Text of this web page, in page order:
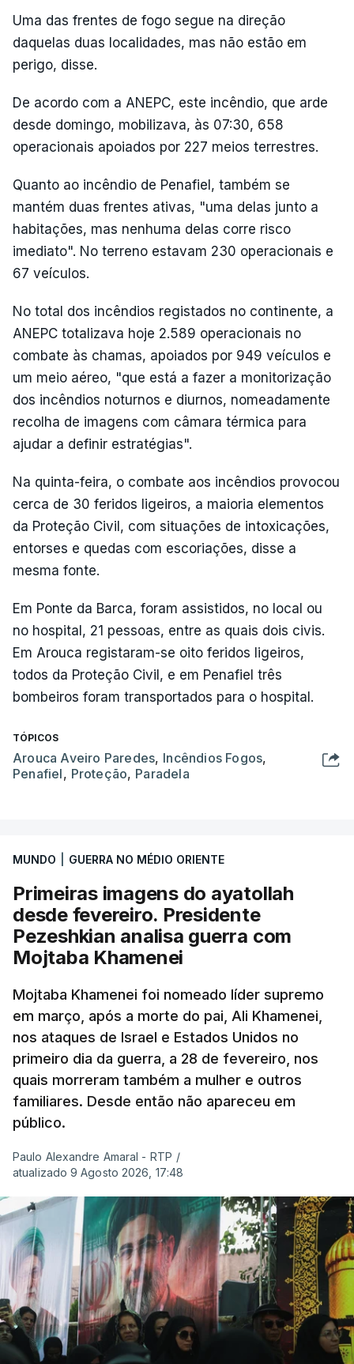
Uma das frentes de fogo segue na direção
daquelas duas localidades, mas não estão em
perigo, disse.
De acordo com a ANEPC, este incêndio, que arde
desde domingo, mobilizava, às 07:30, 658
operacionais apoiados por 227 meios terrestres.
Quanto ao incêndio de Penafiel, também se
mantém duas frentes ativas, "uma delas junto a
habitações, mas nenhuma delas corre risco
imediato". No terreno estavam 230 operacionais e
67 veículos.
No total dos incêndios registados no continente, a
ANEPC totalizava hoje 2.589 operacionais no
combate às chamas, apoiados por 949 veículos e
um meio aéreo, "que está a fazer a monitorização
dos incêndios noturnos e diurnos, nomeadamente
recolha de imagens com câmara térmica para
ajudar a definir estratégias".
Na quinta-feira, o combate aos incêndios provocou
cerca de 30 feridos ligeiros, a maioria elementos
da Proteção Civil, com situações de intoxicações,
entorses e quedas com escoriações, disse a
mesma fonte.
Em Ponte da Barca, foram assistidos, no local ou
no hospital, 21 pessoas, entre as quais dois civis.
Em Arouca registaram-se oito feridos ligeiros,
todos da Proteção Civil, e em Penafiel três
bombeiros foram transportados para o hospital.
TÓPICOS
Arouca Aveiro Paredes, Incêndios Fogos,
Penafiel, Proteção, Paradela
MUNDO GUERRA NO MÉDIO ORIENTE
Primeiras imagens do ayatollah
desde fevereiro. Presidente
Pezeshkian analisa guerra com
Mojtaba Khamenei
Mojtaba Khamenei foi nomeado líder supremo
em março, após a morte do pai, Ali Khamenei,
nos ataques de Israel e Estados Unidos no
primeiro dia da guerra, a 28 de fevereiro, nos
quais morreram também a mulher e outros
familiares. Desde então não apareceu em
público.
Paulo Alexandre Amaral - RTP /
atualizado 9 Agosto 2026, 17:48